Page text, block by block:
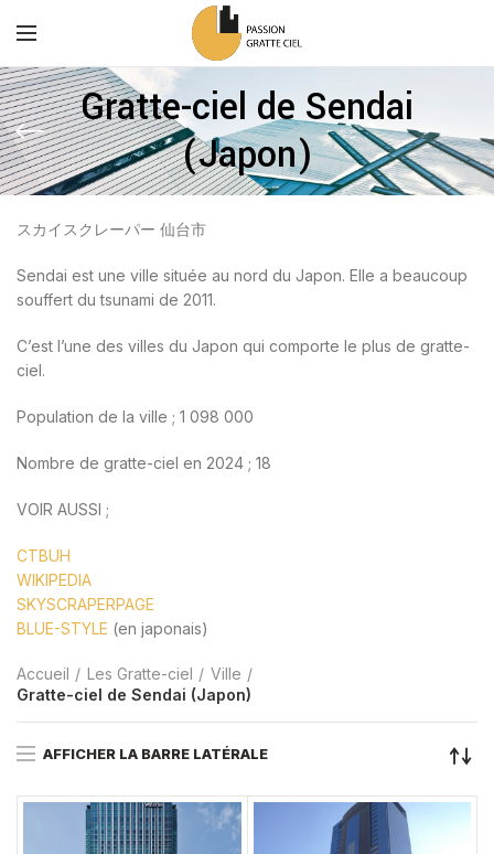
Gratte-ciel de Sendai
(Japon)
スカイスクレーパー 仙台市
Sendai est une ville située au nord du Japon. Elle a beaucoup
souffert du tsunami de 2011.
C’est l’une des villes du Japon qui comporte le plus de gratte-
ciel.
Population de la ville ; 1 098 000
Nombre de gratte-ciel en 2024 ; 18
VOIR AUSSI ;
CTBUH
WIKIPEDIA
SKYSCRAPERPAGE
BLUE-STYLE (en japonais)
Accueil Les Gratte-ciel
Ville
Gratte-ciel de Sendai (Japon)
AFFICHER LA BARRE LATÉRALE